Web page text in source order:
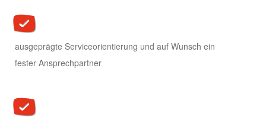
ausgeprägte Serviceorientierung und auf Wunsch ein
fester Ansprechpartner